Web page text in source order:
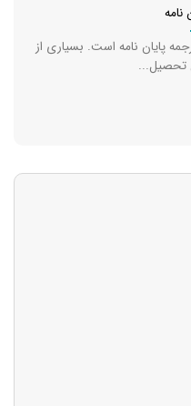
نامه
پایان نامه است. بسیاری از
تحصیل...